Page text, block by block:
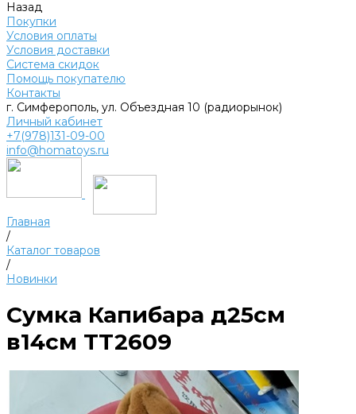
Назад
Покупки
Условия оплаты
Условия доставки
Система скидок
Помощь покупателю
Контакты
г. Симферополь, ул. Объездная 10 (радиорынок)
Личный кабинет
+7(978)131-09-00
info@homatoys.ru
Главная
/
Каталог товаров
/
Новинки
Сумка Капибара д25см
в14см TT2609